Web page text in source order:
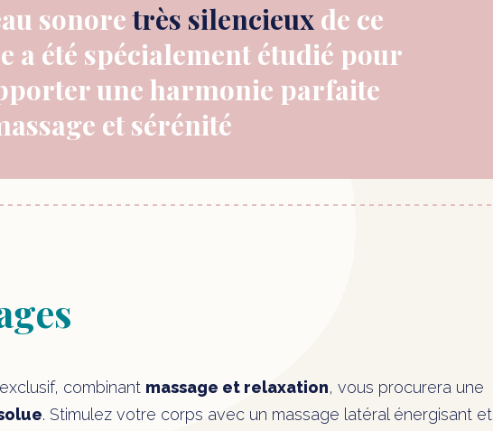
sonoretrès silencieux de ce
a été spécialement étudié pour
une harmonie parfaite
et sérénité
combinant massage et relaxation, vous procurera une
. Stimulez votre corps avec un massage latéral énergisant et